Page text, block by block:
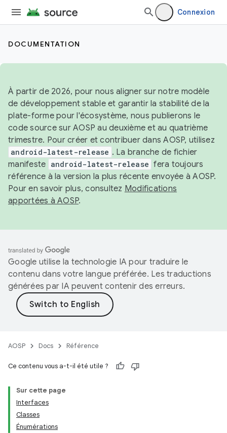
Connexion
DOCUMENTATION
À partir de 2026, pour nous aligner sur notre modèle
de développement stable et garantir la stabilité de la
plate-forme pour l'écosystème, nous publierons le
code source sur AOSP au deuxième et au quatrième
trimestre. Pour créer et contribuer dans AOSP, utilisez
android-latest-release . La branche de fichier
manifeste android-latest-release fera toujours
référence à la version la plus récente envoyée à AOSP.
Pour en savoir plus, consultez Modifications
apportées à AOSP.
Google utilise la technologie IA pour traduire le
contenu dans votre langue préférée. Les traductions
générées par IA peuvent contenir des erreurs.
AOSP Docs Référence
Ce contenu vous a-t-il été utile ?
Sur cette page
Interfaces
Classes
Énumérations